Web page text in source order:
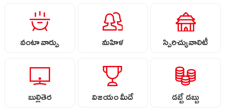
వంటా వార్పు మహిళ స్పిరిచ్యువాలిటీ
బుల్లితెర విజయం మీదే డబ్బే డబ్బు